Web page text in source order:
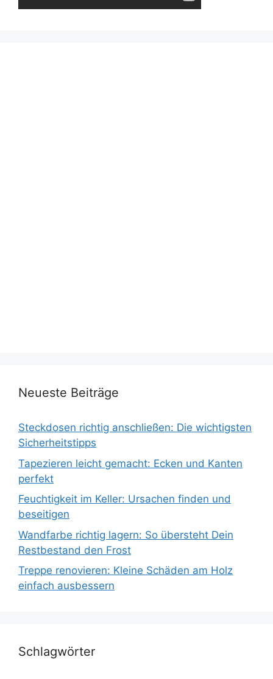
Neueste Beiträge
Steckdosen richtig anschließen: Die wichtigsten
Sicherheitstipps
Tapezieren leicht gemacht: Ecken und Kanten
perfekt
Feuchtigkeit im Keller: Ursachen finden und
beseitigen
Wandfarbe richtig lagern: So übersteht Dein
Restbestand den Frost
Treppe renovieren: Kleine Schäden am Holz
einfach ausbessern
Schlagwörter